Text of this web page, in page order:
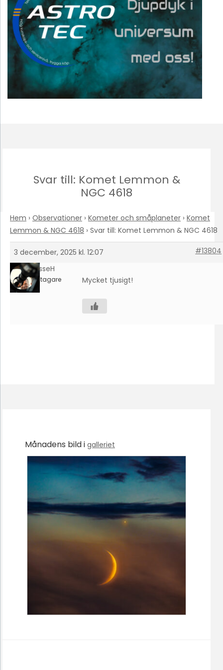
Svar till: Komet Lemmon &
NGC 4618
Hem › Observationer › Kometer och småplaneter › Komet
Lemmon & NGC 4618 › Svar till: Komet Lemmon & NGC 4618
3 december, 2025 kl. 12:07
#13804
LasseH
Deltagare Mycket tjusigt!
Månadens bild i galleriet